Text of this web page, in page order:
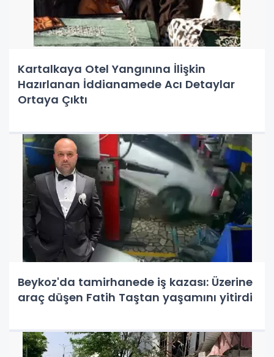
Kartalkaya Otel Yangınına İlişkin
Hazırlanan İddianamede Acı Detaylar
Ortaya Çıktı
Beykoz'da tamirhanede iş kazası: Üzerine
araç düşen Fatih Taştan yaşamını yitirdi